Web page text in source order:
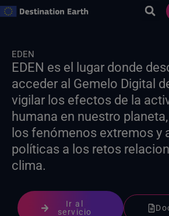
Ir
EDEN
EDEN es el lugar donde
acceder al Gemelo Digital
vigilar los efectos de la
humana en nuestro
los fenómenos extremos y
políticas a los retos
clima.
Ir al
servicio